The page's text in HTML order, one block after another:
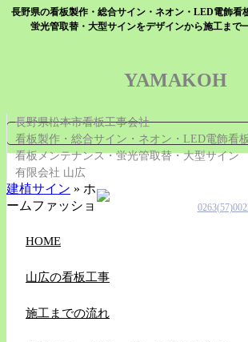
長野県の看板製作・総合サイン・ネオン・LED電飾看
蛍光管取替・大型サインをデザインから施工まで
YAMAKOH
長野県松本市看板工事会社
看板製作・総合サイン・ネオン・LED電飾看板
看板メンテナンス・蛍光管取替・大型サイン
有限会社 山広
HOME
山広の看板工事
施工までの流れ
建植サイン » ホ
ームファッショ